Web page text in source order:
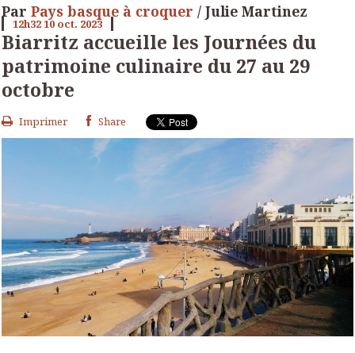
Par Pays basque à croquer / Julie Martinez
12h3210 oct. 2023
Biarritz accueille les Journées du
patrimoine culinaire du 27 au 29
octobre
Imprimer Share